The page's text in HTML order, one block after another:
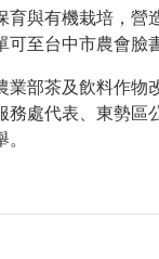
與有機栽培，
可至台中市農會臉
部茶及飲料作
處代表、東勢